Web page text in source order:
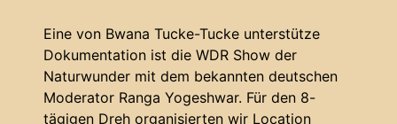
Eine von Bwana Tucke-Tucke unterstütze
Dokumentation ist die WDR Show der
Naturwunder mit dem bekannten deutschen
Moderator Ranga Yogeshwar. Für den 8-
tägigen Dreh organisierten wir Location